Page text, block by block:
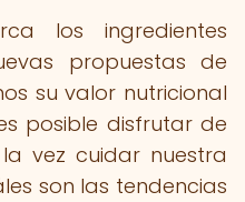
los ingredientes
propuestas de
su valor nutricional
posible disfrutar de
vez cuidar nuestra
son las tendencias